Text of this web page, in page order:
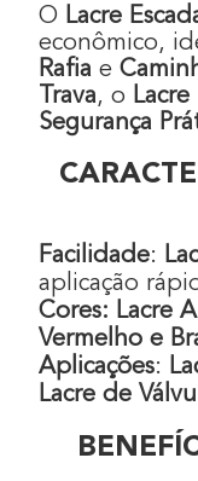
O Lacre
econômico,
Rafia e
Trava, o
Segurança
Facilidade:
aplicação
Cores: Lacre
Vermelho e
Aplicações:
Lacre de